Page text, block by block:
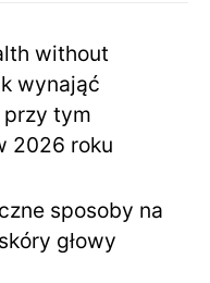
without
wynająć
przy tym
2026 roku
sposoby na
głowy